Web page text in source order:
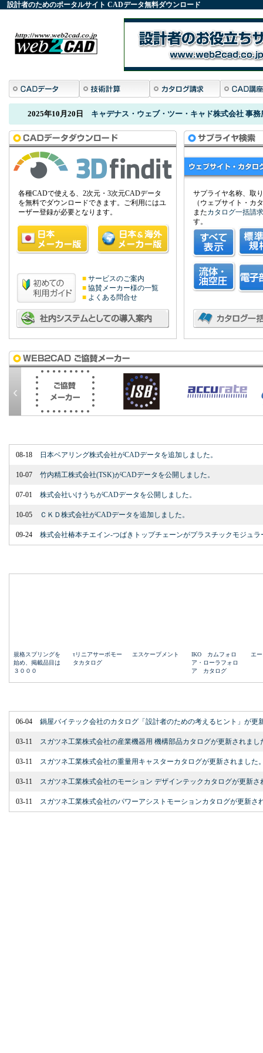
設計者のためのポータルサイト CADデータ無料ダウンロード
2025年10月20日 キャデナス・ウェブ・ツー・キャド株式会社 事
2022年12月12日株式会社タカチ電機工業がフリーサイズケースの
2022年10月21日 竹内精工株式会社が PARTcommunity で CAD デ
各種CADで使える、2次元・3次元CADデータ
を無料でダウンロードできます。ご利用にはユ
ーザー登録が必要となります。
■ サービスのご案内
■ 協賛メーカー様の一覧
■ よくある問合せ
サプライヤ名称、取
（ウェブサイト・カ
またカタログ一括請求
す。
‹
08-18 日本ベアリング株式会社がCADデータを追加しました。
10-07 竹内精工株式会社(TSK)がCADデータを公開しました。
07-01 株式会社いけうちがCADデータを公開しました。
10-05 ＣＫＤ株式会社がCADデータを追加しました。
09-24 株式会社椿本チエイン-つばきトップチェーンがプラスチックモジュ
06-04 鍋屋バイテック会社のカタログ「設計者のための考えるヒント」が更
03-11 スガツネ工業株式会社の産業機器用 機構部品カタログが更新されまし
03-11 スガツネ工業株式会社の重量用キャスターカタログが更新されました
03-11 スガツネ工業株式会社のモーション デザインテックカタログが更新さ
03-11 スガツネ工業株式会社のパワーアシストモーションカタログが更新さ